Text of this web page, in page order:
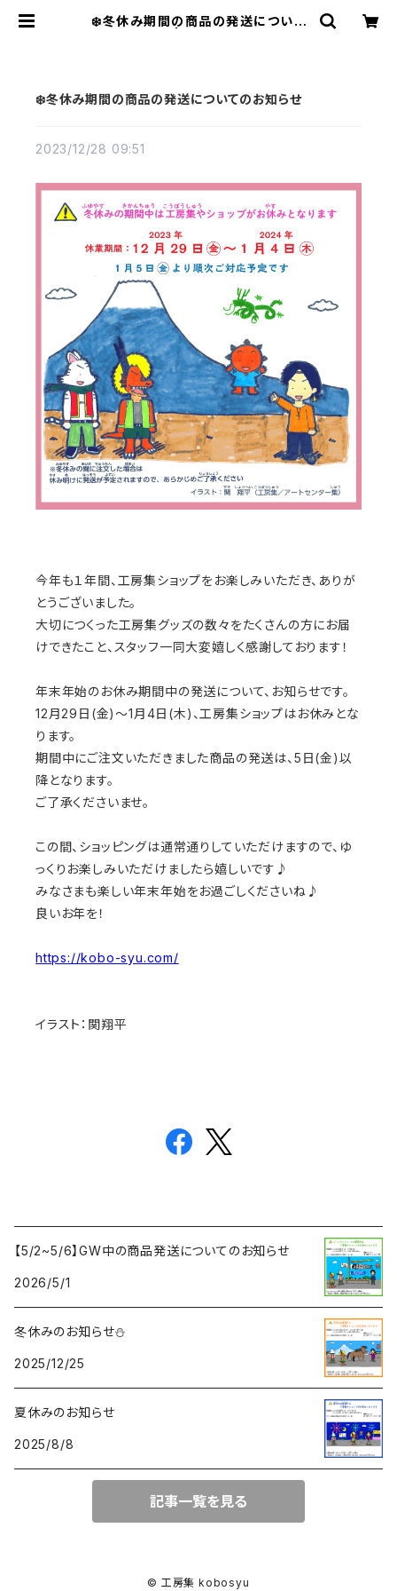
❄️冬休み期間の商品の発送について
❄️冬休み期間の商品の発送についてのお知らせ
2023/12/28 09:51
今年も１年間、工房集ショップをお楽しみいただき、ありが
とうございました。
大切につくった工房集グッズの数々をたくさんの方にお届
けできたこと、スタッフ一同大変嬉しく感謝しております！
年末年始のお休み期間中の発送について、お知らせです。
12月29日(金)～1月4日(木)、工房集ショップはお休みとな
ります。
期間中にご注文いただきました商品の発送は、5日(金)以
降となります。
ご了承くださいませ。
この間、ショッピングは通常通りしていただけますので、ゆ
っくりお楽しみいただけましたら嬉しいです♪
みなさまも楽しい年末年始をお過ごしくださいね♪
良いお年を！
https://kobo-syu.com/
イラスト：関翔平
【5/2~5/6】GW中の商品発送についてのお知らせ
2026/5/1
冬休みのお知らせ⛄
2025/12/25
夏休みのお知らせ
2025/8/8
記事一覧を見る
© 工房集 kobosyu